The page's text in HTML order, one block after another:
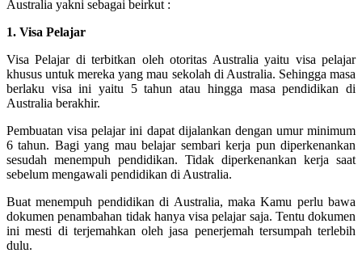
Australia yakni sebagai beirkut :
1. Visa Pelajar
Visa Pelajar di terbitkan oleh otoritas Australia yaitu visa pelajar
khusus untuk mereka yang mau sekolah di Australia. Sehingga masa
berlaku visa ini yaitu 5 tahun atau hingga masa pendidikan di
Australia berakhir.
Pembuatan visa pelajar ini dapat dijalankan dengan umur minimum
6 tahun. Bagi yang mau belajar sembari kerja pun diperkenankan
sesudah menempuh pendidikan. Tidak diperkenankan kerja saat
sebelum mengawali pendidikan di Australia.
Buat menempuh pendidikan di Australia, maka Kamu perlu bawa
dokumen penambahan tidak hanya visa pelajar saja. Tentu dokumen
ini mesti di terjemahkan oleh jasa penerjemah tersumpah terlebih
dulu.